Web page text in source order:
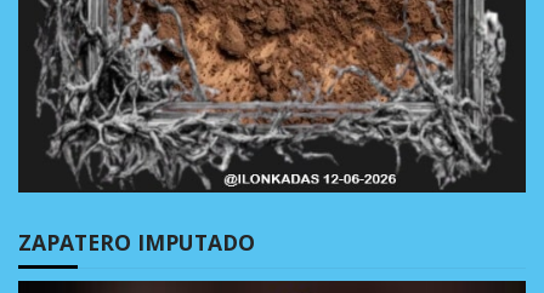
ZAPATERO IMPUTADO